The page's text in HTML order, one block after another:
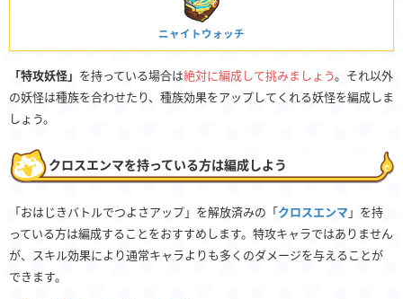
ニャイトウォッチ
「特攻妖怪」 を持っている場合は絶対に編成して挑みましょう。それ以外
の妖怪は種族を合わせたり、種族効果をアップしてくれる妖怪を編成しま
しょう。
クロスエンマを持っている方は編成しよう
「おはじきバトルでつよさアップ」を解放済みの「クロスエンマ 」を持
っている方は編成することをおすすめします。特攻キャラではありません
が、スキル効果により通常キャラよりも多くのダメージを与えることが
できます。